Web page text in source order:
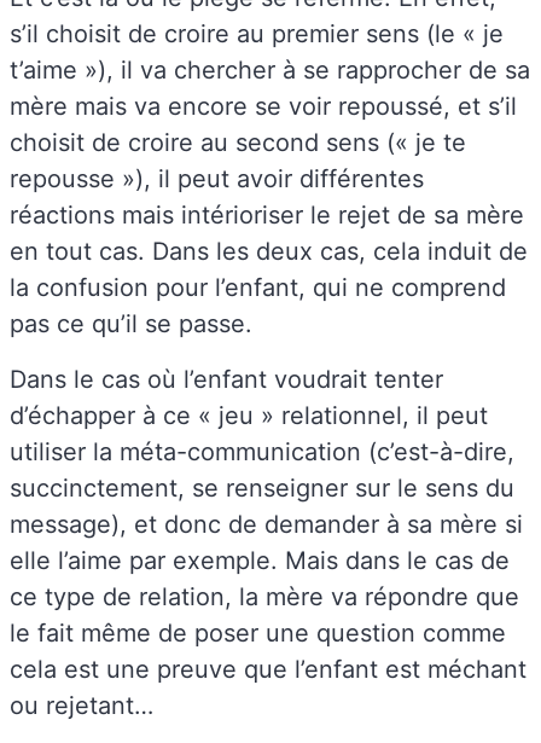
s’il choisit de croire au premier sens (le « je
t’aime »), il va chercher à se rapprocher de sa
mère mais va encore se voir repoussé, et s’il
choisit de croire au second sens (« je te
repousse »), il peut avoir différentes
réactions mais intérioriser le rejet de sa mère
en tout cas. Dans les deux cas, cela induit de
la confusion pour l’enfant, qui ne comprend
pas ce qu’il se passe.
Dans le cas où l’enfant voudrait tenter
d’échapper à ce « jeu » relationnel, il peut
utiliser la méta-communication (c’est-à-dire,
succinctement, se renseigner sur le sens du
message), et donc de demander à sa mère si
elle l’aime par exemple. Mais dans le cas de
ce type de relation, la mère va répondre que
le fait même de poser une question comme
cela est une preuve que l’enfant est méchant
ou rejetant…